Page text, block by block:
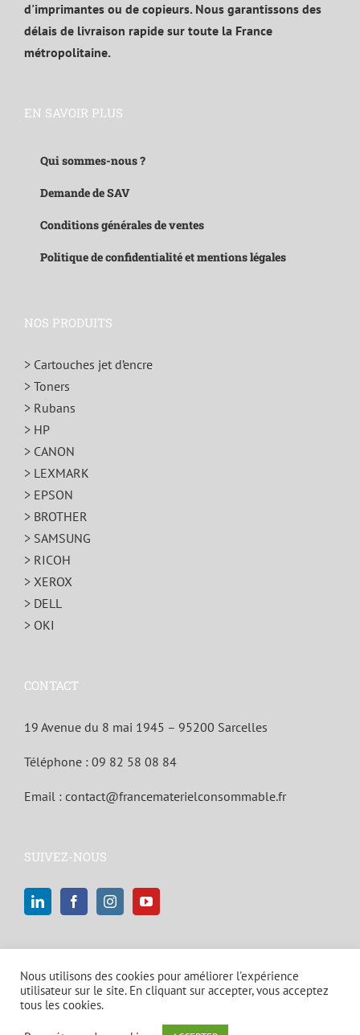
d'imprimantes ou de copieurs. Nous garantissons des
délais de livraison rapide sur toute la France
métropolitaine.
EN SAVOIR PLUS
Qui sommes-nous ?
Demande de SAV
Conditions générales de ventes
Politique de confidentialité et mentions légales
NOS PRODUITS
> Cartouches jet d’encre
> Toners
> Rubans
> HP
> CANON
> LEXMARK
> EPSON
> BROTHER
> SAMSUNG
> RICOH
> XEROX
> DELL
> OKI
CONTACT
19 Avenue du 8 mai 1945 – 95200 Sarcelles
Téléphone : 09 82 58 08 84
Email : contact@francematerielconsommable.fr
SUIVEZ-NOUS
Nous utilisons des cookies pour améliorer l'expérience
utilisateur sur le site. En cliquant sur accepter, vous acceptez
tous les cookies.